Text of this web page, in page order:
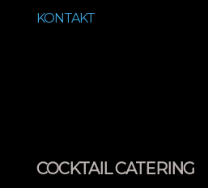
KONTAKT
COCKTAIL CATERING